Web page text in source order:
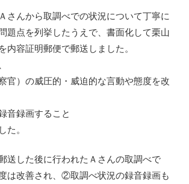
さんから取調べでの状況について丁寧に
題点を列挙したうえで、書面化して栗山
内容証明郵便で郵送しました。
官）の威圧的・威迫的な言動や態度を改
音録画すること
た。
送した後に行われたＡさんの取調べで
は改善され、②取調べ状況の録音録画も